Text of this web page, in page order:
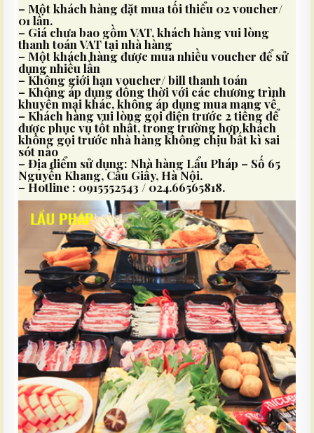
– Một khách hàng đặt mua tối thiểu 02 voucher/
01 lần.
– Giá chưa bao gồm VAT, khách hàng vui lòng
thanh toán VAT tại nhà hàng
– Một khách hàng được mua nhiều voucher để sử
dụng nhiều lần
– Không giới hạn voucher/ bill thanh toán
– Không áp dụng đồng thời với các chương trình
khuyến mại khác, không áp dụng mua mang về
– Khách hàng vui lòng gọi điện trước 2 tiếng để
được phục vụ tốt nhất, trong trường hợp khách
không gọi trước nhà hàng không chịu bất kì sai
sót nào
– Địa điểm sử dụng: Nhà hàng Lẩu Pháp – Số 65
Nguyễn Khang, Cầu Giấy, Hà Nội.
– Hotline : 0915552543 / 024.66565818.